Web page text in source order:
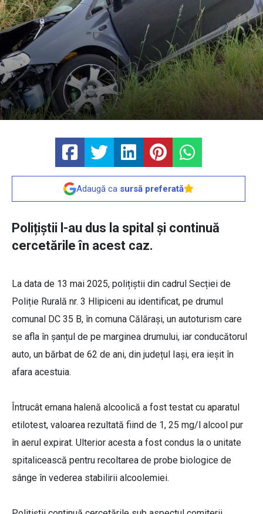
Adaugă ca sursă preferată
Polițiștii l-au dus la spital și continuă
cercetările în acest caz.
La data de 13 mai 2025, polițiștii din cadrul Secției de
Poliție Rurală nr. 3 Hlipiceni au identificat, pe drumul
comunal DC 35 B, în comuna Călărași, un autoturism care
se afla în șanțul de pe marginea drumului, iar conducătorul
auto, un bărbat de 62 de ani, din județul Iași, era ieșit în
afara acestuia.
Întrucât emana halenă alcoolică a fost testat cu aparatul
etilotest, valoarea rezultată fiind de 1, 25 mg/l alcool pur
în aerul expirat. Ulterior acesta a fost condus la o unitate
spitalicească pentru recoltarea de probe biologice de
sânge în vederea stabilirii alcoolemiei.